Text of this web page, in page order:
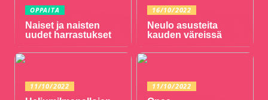
OPPAITA
Naiset ja naisten
uudet harrastukset
16/10/2022
Neulo asusteita
kauden väreissä
11/10/2022 11/10/2022